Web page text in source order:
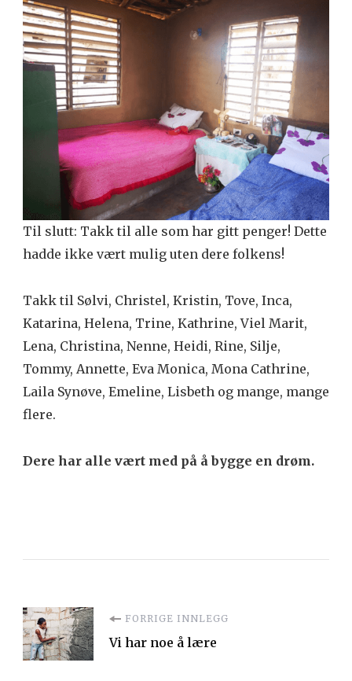
Til slutt: Takk til alle som har gitt penger! Dette
hadde ikke vært mulig uten dere folkens!
Takk til Sølvi, Christel, Kristin, Tove, Inca,
Katarina, Helena, Trine, Kathrine, Viel Marit,
Lena, Christina, Nenne, Heidi, Rine, Silje,
Tommy, Annette, Eva Monica, Mona Cathrine,
Laila Synøve, Emeline, Lisbeth og mange, mange
flere.
Dere har alle vært med på å bygge en drøm.
Innleggsnavigering
FORRIGE INNLEGG
Vi har noe å lære